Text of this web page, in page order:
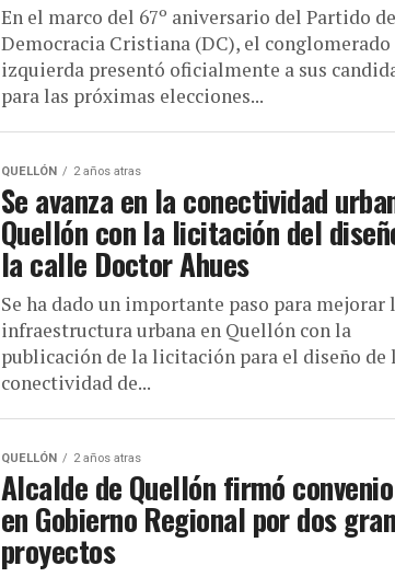
En el marco del 67º aniversario del Partido
Democracia Cristiana (DC), el conglomerado
izquierda presentó oficialmente a sus
para las próximas elecciones...
QUELLÓN 2 años atras
Se avanza en la conectividad
Quellón con la licitación del
la calle Doctor Ahues
Se ha dado un importante paso para mejorar
infraestructura urbana en Quellón con la
publicación de la licitación para el diseño de
conectividad de...
QUELLÓN 2 años atras
Alcalde de Quellón firmó
en Gobierno Regional por dos
proyectos